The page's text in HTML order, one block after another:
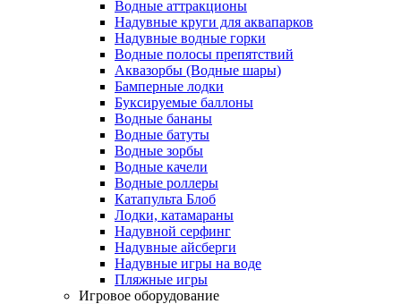
Водные аттракционы
Надувные круги для аквапарков
Надувные водные горки
Водные полосы препятствий
Аквазорбы (Водные шары)
Бамперные лодки
Буксируемые баллоны
Водные бананы
Водные батуты
Водные зорбы
Водные качели
Водные роллеры
Катапульта Блоб
Лодки, катамараны
Надувной серфинг
Надувные айсберги
Надувные игры на воде
Пляжные игры
Игровое оборудование